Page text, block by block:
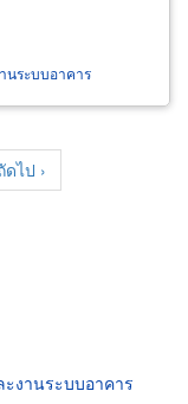
นระบบอาคาร
ดไป ›
งานระบบอาคาร